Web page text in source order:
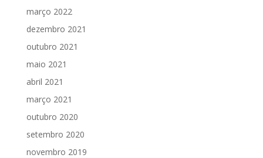
março 2022
dezembro 2021
outubro 2021
maio 2021
abril 2021
março 2021
outubro 2020
setembro 2020
novembro 2019